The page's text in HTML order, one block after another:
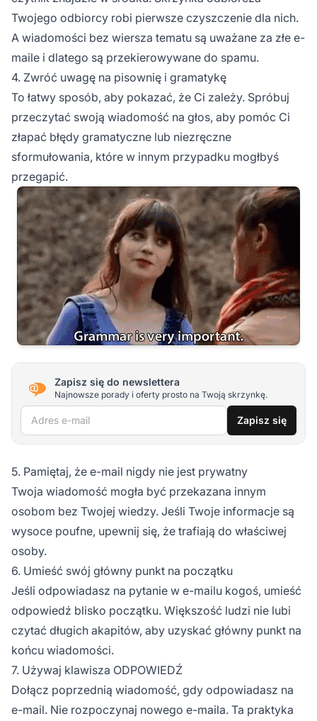
Twojego odbiorcy robi pierwsze czyszczenie dla nich.
A wiadomości bez wiersza tematu są uważane za złe e-
maile i dlatego są przekierowywane do spamu.
4. Zwróć uwagę na pisownię i gramatykę
To łatwy sposób, aby pokazać, że Ci zależy. Spróbuj
przeczytać swoją wiadomość na głos, aby pomóc Ci
złapać błędy gramatyczne lub niezręczne
sformułowania, które w innym przypadku mogłbyś
przegapić.
Zapisz się do newslettera
Najnowsze porady i oferty prosto na Twoją skrzynkę.
Adres e-mail Zapisz się
5. Pamiętaj, że e-mail nigdy nie jest prywatny
Twoja wiadomość mogła być przekazana innym
osobom bez Twojej wiedzy. Jeśli Twoje informacje są
wysoce poufne, upewnij się, że trafiają do właściwej
osoby.
6. Umieść swój główny punkt na początku
Jeśli odpowiadasz na pytanie w e-mailu kogoś, umieść
odpowiedź blisko początku. Większość ludzi nie lubi
czytać długich akapitów, aby uzyskać główny punkt na
końcu wiadomości.
7. Używaj klawisza ODPOWIEDŹ
Dołącz poprzednią wiadomość, gdy odpowiadasz na
e-mail. Nie rozpoczynaj nowego e-maila. Ta praktyka